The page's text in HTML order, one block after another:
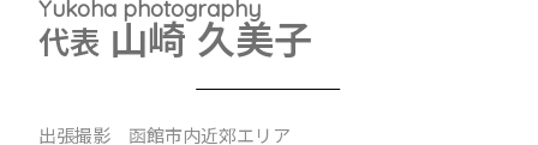
Yukoha photography
代表 山崎 久美子
出張撮影 函館市内近郊エリア